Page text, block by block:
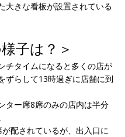
大きな看板が設置されている
子は？＞
チタイムになると多くの店が
ずらして13時過ぎに店舗に到
ター席8席のみの店内は半分
配されているが、出入口に